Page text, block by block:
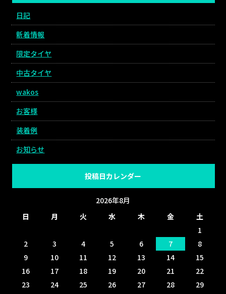
日記
新着情報
限定タイヤ
中古タイヤ
wakos
お客様
装着例
お知らせ
投稿日カレンダー
2026年8月
日
月 火 水 木 金
土
1
2
3 4 5 6 7
8
9
10 11 12 13 14
15
16
17 18 19 20 21
22
23
24 25 26 27 28
29